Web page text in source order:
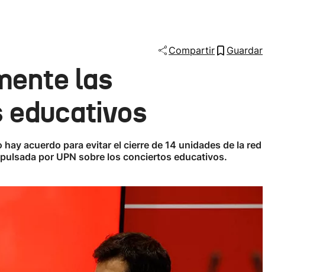
Compartir Guardar
las
educativos
acuerdo para evitar el cierre de 14 unidades de la red
por UPN sobre los conciertos educativos.